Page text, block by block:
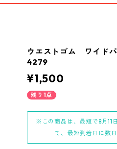
ウエストゴム ワイ
4279
¥1,500
残り1点
※この商品は、最短で8月11
て、最短到着日に数